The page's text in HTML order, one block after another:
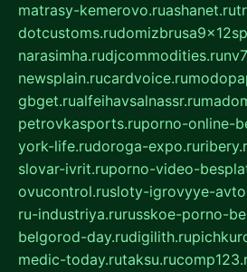
matrasy-kemerovo.ruashanet.ru
dotcustoms.ru
narasimha.rudjcommodities.ru
newsplain.rucardvoice.ru
gbget.rualfeihavsalnassr.ru
petrovkasports.ruporno-online-
york-life.rudoroga-expo.ru
slovar-ivrit.ruporno-video-
ovucontrol.rusloty-igrovyye-
ru-industriya.rurusskoe-porno-
belgorod-day.rudigilith.ru
medic-today.rutaksu.ru